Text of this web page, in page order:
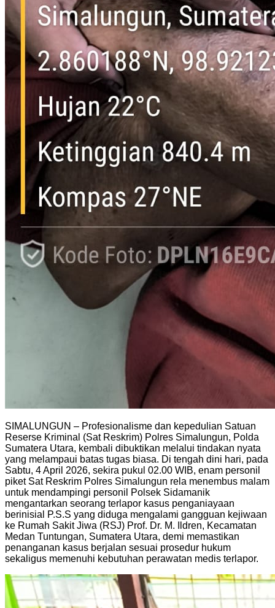
SIMALUNGUN – Profesionalisme dan kepedulian Satuan
Reserse Kriminal (Sat Reskrim) Polres Simalungun, Polda
Sumatera Utara, kembali dibuktikan melalui tindakan nyata
yang melampaui batas tugas biasa. Di tengah dini hari, pada
Sabtu, 4 April 2026, sekira pukul 02.00 WIB, enam personil
piket Sat Reskrim Polres Simalungun rela menembus malam
untuk mendampingi personil Polsek Sidamanik
mengantarkan seorang terlapor kasus penganiayaan
berinisial P.S.S yang diduga mengalami gangguan kejiwaan
ke Rumah Sakit Jiwa (RSJ) Prof. Dr. M. Ildren, Kecamatan
Medan Tuntungan, Sumatera Utara, demi memastikan
penanganan kasus berjalan sesuai prosedur hukum
sekaligus memenuhi kebutuhan perawatan medis terlapor.